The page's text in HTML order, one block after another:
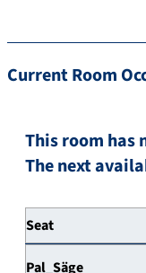
Current Room
This room has
The next
Seat
Pal_Säge